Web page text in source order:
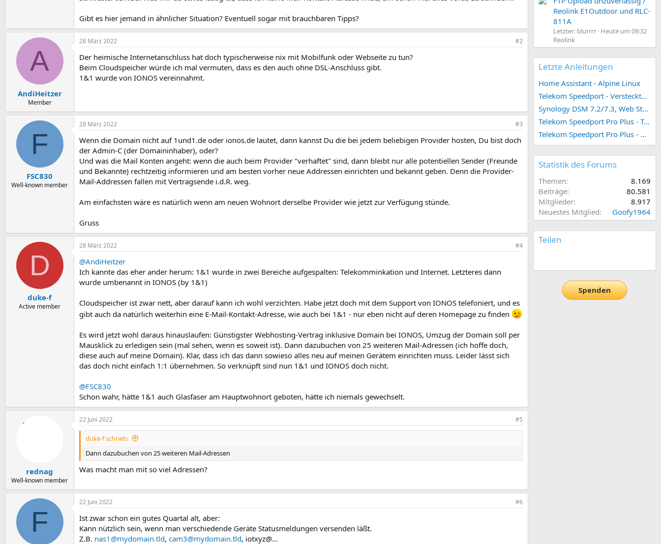
Gibt es hier jemand in ähnlicher Situation? Eventuell sogar mit brauchbaren Tipps?
A
AndiHeitzer
Member
28 März 2022 #2
Der heimische Internetanschluss hat doch typischerweise nix mit Mobilfunk oder Webseite zu tun?
Beim Cloudspeicher würde ich mal vermuten, dass es den auch ohne DSL-Anschluss gibt.
1&1 wurde von IONOS vereinnahmt.
F
FSC830
Well-known member
28 März 2022 #3
Wenn die Domain nicht auf 1und1.de oder ionos.de lautet, dann kannst Du die bei jedem beliebigen Provider hosten, Du bist doch
der Admin-C (der Domaininhaber), oder?
Und was die Mail Konten angeht: wenn die auch beim Provider "verhaftet" sind, dann bleibt nur alle potentiellen Sender (Freunde
und Bekannte) rechtzeitig informieren und am besten vorher neue Addressen einrichten und bekannt geben. Denn die Provider-
Mail-Addressen fallen mit Vertragsende i.d.R. weg.
Am einfachsten wäre es natürlich wenn am neuen Wohnort derselbe Provider wie jetzt zur Verfügung stünde.
Gruss
D
duke-f
Active member
28 März 2022 #4
@AndiHeitzer
Ich kannte das eher ander herum: 1&1 wurde in zwei Bereiche aufgespalten: Telekomminkation und Internet. Letzteres dann
wurde umbenannt in IONOS (by 1&1)
Cloudspeicher ist zwar nett, aber darauf kann ich wohl verzichten. Habe jetzt doch mit dem Support von IONOS telefoniert, und es
gibt auch da natürlich weiterhin eine E-Mail-Kontakt-Adresse, wie auch bei 1&1 - nur eben nicht auf deren Homepage zu finden
Es wird jetzt wohl daraus hinauslaufen: Günstigster Webhosting-Vertrag inklusive Domain bei IONOS, Umzug der Domain soll per
Mausklick zu erledigen sein (mal sehen, wenn es soweit ist). Dann dazubuchen von 25 weiteren Mail-Adressen (ich hoffe doch,
diese auch auf meine Domain). Klar, dass ich das dann sowieso alles neu auf meinen Gerätem einrichten muss. Leider lässt sich
das doch nicht einfach 1:1 übernehmen. So verknüpft sind nun 1&1 und IONOS doch nicht.
@FSC830
Schon wahr, hätte 1&1 auch Glasfaser am Hauptwohnort geboten, hätte ich niemals gewechselt.
rednag
Well-known member
22 Juni 2022 #5
duke-f schrieb:
Dann dazubuchen von 25 weiteren Mail-Adressen
Was macht man mit so viel Adressen?
F
22 Juni 2022 #6
Ist zwar schon ein gutes Quartal alt, aber:
Kann nützlich sein, wenn man verschiedende Geräte Statusmeldungen versenden läßt.
Z.B. nas1@mydomain.tld, cam3@mydomain.tld, iotxyz@...
Reolink E1Outdoor und RLC-
811A
Letzter: blurrrr Heute um 09:32
Reolink
Letzte Anleitungen
Home Assistant - Alpine Linux
Telekom Speedport - Versteckte Konfigurationen
Synology DSM 7.2/7.3, Web Station 4, Webdienst und Webportal erstellen (ehemals vHost)
Telekom Speedport Pro Plus - Telefonie einrichten
Telekom Speedport Pro Plus - Netzwerk einrichten
Statistik des Forums
Themen
8.169
Beiträge
80.581
Mitglieder
8.917
Neuestes Mitglied
Goofy1964
Teilen
Spenden